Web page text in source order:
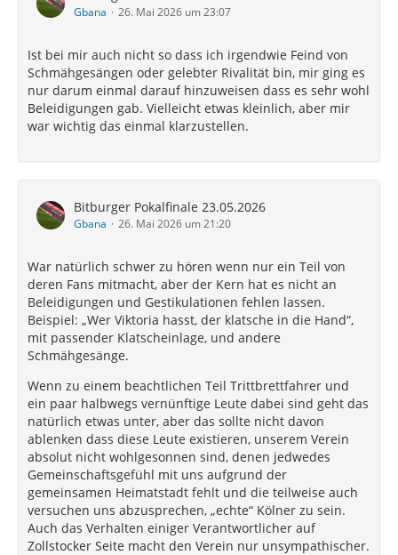
Gbana 26. Mai 2026 um 23:07
Ist bei mir auch nicht so dass ich irgendwie Feind von
Schmähgesängen oder gelebter Rivalität bin, mir ging es
nur darum einmal darauf hinzuweisen dass es sehr wohl
Beleidigungen gab. Vielleicht etwas kleinlich, aber mir
war wichtig das einmal klarzustellen.
Bitburger Pokalfinale 23.05.2026
Gbana 26. Mai 2026 um 21:20
War natürlich schwer zu hören wenn nur ein Teil von
deren Fans mitmacht, aber der Kern hat es nicht an
Beleidigungen und Gestikulationen fehlen lassen.
Beispiel: „Wer Viktoria hasst, der klatsche in die Hand“,
mit passender Klatscheinlage, und andere
Schmähgesänge.
Wenn zu einem beachtlichen Teil Trittbrettfahrer und
ein paar halbwegs vernünftige Leute dabei sind geht das
natürlich etwas unter, aber das sollte nicht davon
ablenken dass diese Leute existieren, unserem Verein
absolut nicht wohlgesonnen sind, denen jedwedes
Gemeinschaftsgefühl mit uns aufgrund der
gemeinsamen Heimatstadt fehlt und die teilweise auch
versuchen uns abzusprechen, „echte“ Kölner zu sein.
Auch das Verhalten einiger Verantwortlicher auf
Zollstocker Seite macht den Verein nur unsympathischer.